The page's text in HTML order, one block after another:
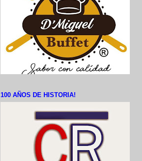
100 AÑOS DE HISTORIA!